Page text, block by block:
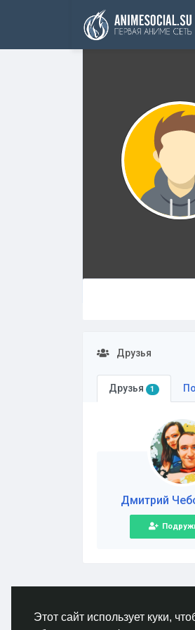
Этот сайт использует куки,
Funding
Друзья
Друзья 1
Дмитрий
© 2026 AnimeSocial.SU -